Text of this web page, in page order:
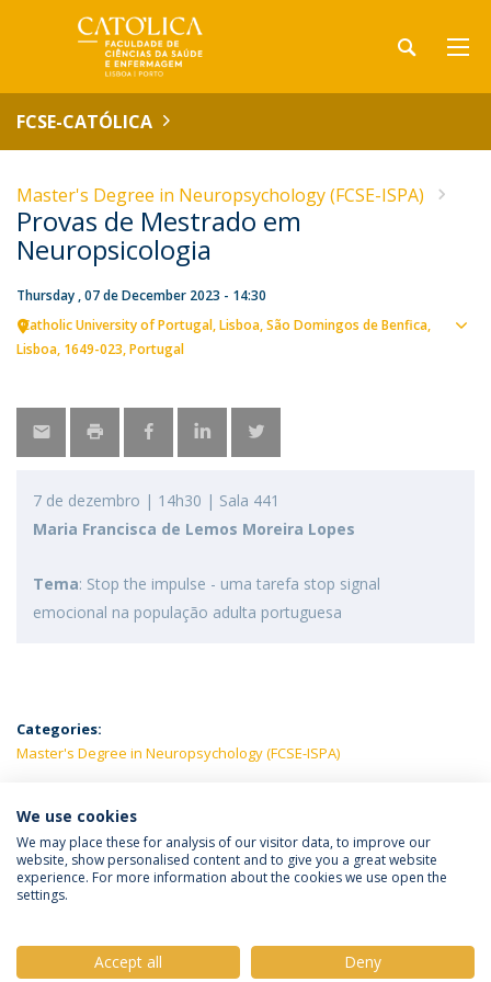
FCSE-CATÓLICA
Master's Degree in Neuropsychology (FCSE-ISPA)
Provas de Mestrado em
Neuropsicologia
Thursday , 07 de December 2023 - 14:30
Catholic University of Portugal Lisboa São Domingos de Benfica,
Lisboa 1649-023 Portugal
7 de dezembro | 14h30 | Sala 441
Maria Francisca de Lemos Moreira Lopes
Tema: Stop the impulse - uma tarefa stop signal
emocional na população adulta portuguesa
Categories:
Master's Degree in Neuropsychology (FCSE-ISPA)
LATEST NEWS
Política de Privacidade
Termos e Condições
We use cookies
We may place these for analysis of our visitor data, to improve our
website, show personalised content and to give you a great website
experience. For more information about the cookies we use open the
settings.
Accept all Deny